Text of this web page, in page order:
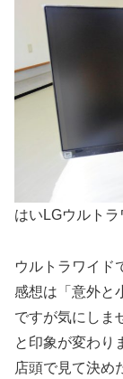
はいLGウルトラ
ウルトラワイド
感想は「意外と
ですが気にしま
と印象が変わり
店頭で見て決め